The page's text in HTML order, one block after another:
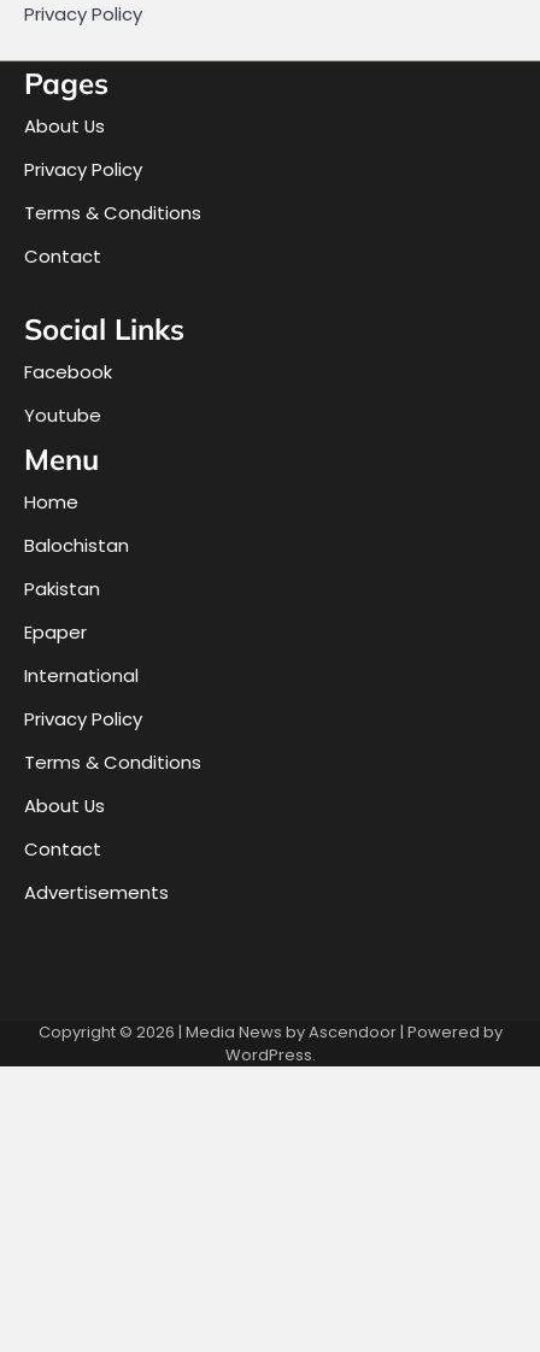
Privacy Policy
Pages
About Us
Privacy Policy
Terms & Conditions
Contact
Social Links
Facebook
Youtube
Menu
Home
Balochistan
Pakistan
Epaper
International
Privacy Policy
Terms & Conditions
About Us
Contact
Advertisements
Copyright © 2026 | Media News byAscendoor| Powered by
WordPress.